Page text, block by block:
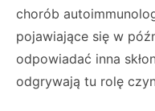
chorób
pojawiające się w
odpowiadać inna
odgrywają tu rolę